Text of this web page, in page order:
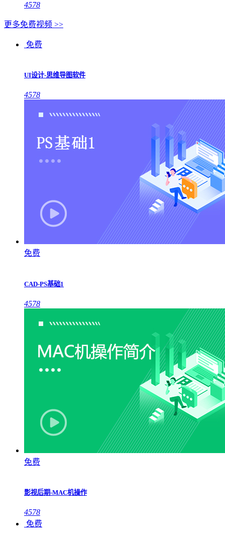
4578
更多免费视频 >>
免费
UI设计-思维导图软件
4578
免费
CAD-PS基础1
4578
免费
影视后期-MAC机操作
4578
免费